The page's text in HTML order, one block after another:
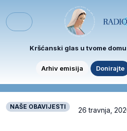
Menu
Kršćanski glas u tvome domu
Arhiv emisija Donirajte
NAŠE OBAVIJESTI 26 travnja,